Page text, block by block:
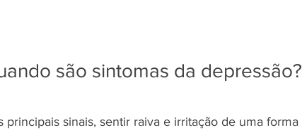
são sintomas da depressão?
principais sinais, sentir raiva e irritação de uma forma